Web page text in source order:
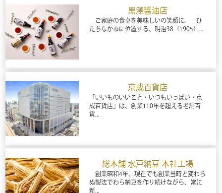
黒澤醤油店
ご家庭の食卓を美味しいの笑顔に。 ひ
たちなか市に位置する、明治38（1905）...
京成百貨店
「いいものいいこと・いつもいっぱい・京
成百貨店」は、創業110年を超える老舗百
貨...
総本舗 水戸納豆 本社工場
創業昭和4年、現在でも創業当時と変わら
ぬ製法でわら納豆を作り続けながら、常に